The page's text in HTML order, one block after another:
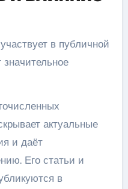
в публичной
актуальные
и даёт
Его статьи и
в